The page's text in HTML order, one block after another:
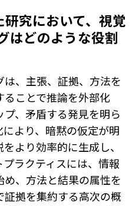
究において、視覚
はどのような役割
、主張、証拠、方法を
ることで推論を外部化
プ、矛盾する発見を明ら
より、暗黙の仮定が明
より効率的に生成し、
ラクティスには、情報
、方法と結果の属性を
証拠を集約する高次の概